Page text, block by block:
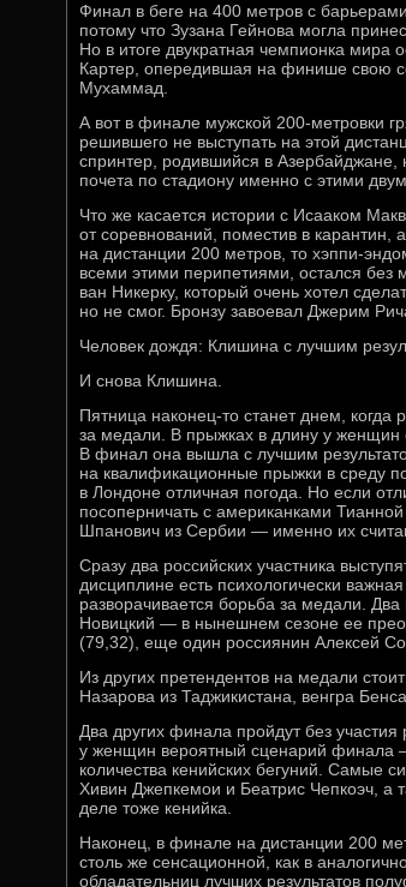
Финал в беге на 400 метров с
потому что Зузана Гейнова могла
Но в итоге двукратная чемпионка мира
Картер, опередившая на финише свою
Мухаммад.
А вот в финале мужской 200-метровки
решившего не выступать на этой
спринтер, родившийся в
почета по стадиону именно с этими
Что же касается истории с Исааком
от соревнований, поместив в карантин,
на дистанции 200 метров, то хэппи-
всеми этими перипетиями, остался
ван Никерку, который очень хотел
но не смог. Бронзу завоевал Джерим
Человек дождя: Клишина с лучшим
И снова Клишина.
Пятница наконец-то станет днем, когда
за медали. В прыжках в длину у женщин
В финал она вышла с лучшим
на квалификационные прыжки в среду
в Лондоне отличная погода. Но если
посоперничать с американками
Шпанович из Сербии — именно их
Сразу два российских участника
дисциплине есть психологически
разворачивается борьба за медали.
Новицкий — в нынешнем сезоне ее
(79,32), еще один россиянин Алексей
Из других претендентов на медали
Назарова из Таджикистана, венгра
Два других финала пройдут без
у женщин вероятный сценарий финала
количества кенийских бегуний. Самые
Хивин Джепкемои и Беатрис Чепкоэч, а
деле тоже кенийка.
Наконец, в финале на дистанции 200
столь же сенсационной, как в
обладательниц лучших результатов